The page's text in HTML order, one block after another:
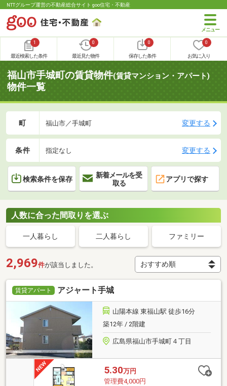
NTTグループ運営の不動産総合サイト goo住宅・不動産
1
最近検索した条件
0
最近見た物件
0
保存した条件
0
お気に入り
福山市手城町の賃貸物件(賃貸マンション・アパート)
物件一覧
町 福山市／手城町 変更する
条件 指定なし 変更する
検索条件を保存
新着メールを受
取る
アプリで探す
人数に合った間取りを選ぶ
一人暮らし 二人暮らし ファミリー
2,969件が該当しました。
賃貸アパート アジャート手城
山陽本線 東福山駅 徒歩16分
築12年 / 2階建
広島県福山市手城町４丁目
5.30万円
管理費4,000円